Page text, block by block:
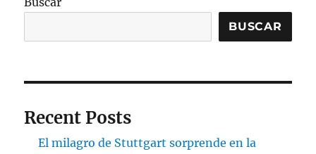
BUSCAR
Recent Posts
El milagro de Stuttgart sorprende en la